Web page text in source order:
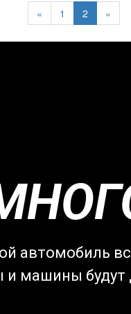
« 1 2 »
автомобиль
и машины будут